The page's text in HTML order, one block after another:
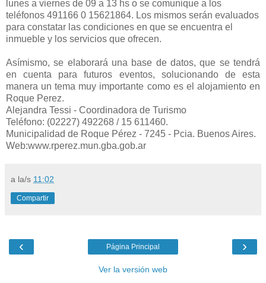
lunes a viernes de 09 a 13 hs o se comunique a los
teléfonos 491166 0 15621864. Los mismos serán evaluados
para constatar las condiciones en que se encuentra el
inmueble y los servicios que ofrecen.
Asímismo, se elaborará una base de datos, que se tendrá
en cuenta para futuros eventos, solucionando de esta
manera un tema muy importante como es el alojamiento en
Roque Perez.
Alejandra Tessi - Coordinadora de Turismo
Teléfono: (02227) 492268 / 15 611460.
Municipalidad de Roque Pérez - 7245 - Pcia. Buenos Aires.
Web:www.rperez.mun.gba.gob.ar
a la/s 11:02
Compartir
‹ ›
Página Principal
Ver la versión web